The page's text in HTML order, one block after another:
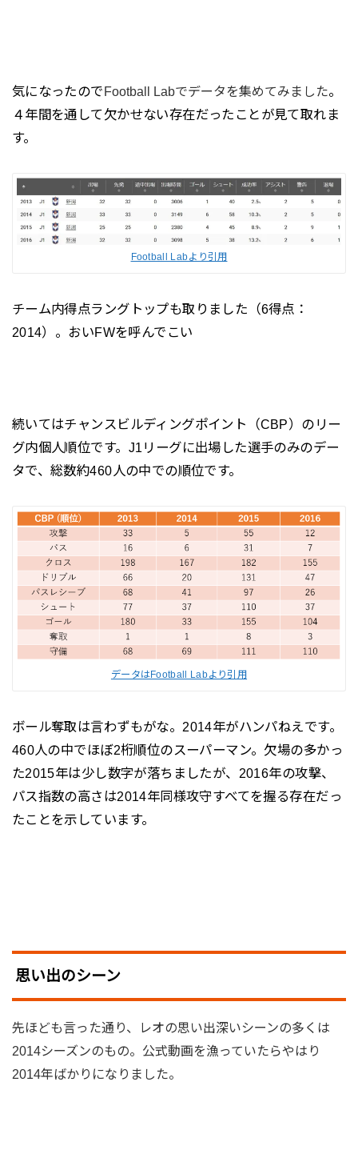
気になったので Football Labでデータを集めてみました。
４年間を通して欠かせない存在だったことが見て取れま
す。
Football Labより引用
チーム内得点ラングトップも取りました（6得点：
2014）。おいFWを呼んでこい
続いてはチャンスビルディングポイント（CBP）のリー
グ内個人順位です。J1リーグに出場した選手のみのデー
タで、総数約460人の中での順位です。
データはFootball Labより引用
ボール奪取は言わずもがな。2014年がハンパねえです。
460人の中でほぼ2桁順位のスーパーマン。欠場の多かっ
た2015年は少し数字が落ちましたが、2016年の攻撃、
パス指数の高さは2014年同様攻守すべてを握る存在だっ
たことを示しています。
思い出のシーン
先ほども言った通り、レオの思い出深いシーンの多くは
2014シーズンのもの。公式動画を漁っていたらやはり
2014年ばかりになりました。